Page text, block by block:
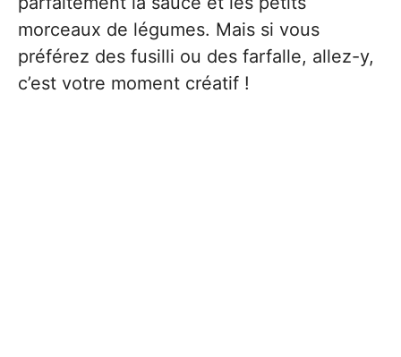
morceaux de légumes. Mais si vous
préférez des fusilli ou des farfalle, allez-y,
c’est votre moment créatif !